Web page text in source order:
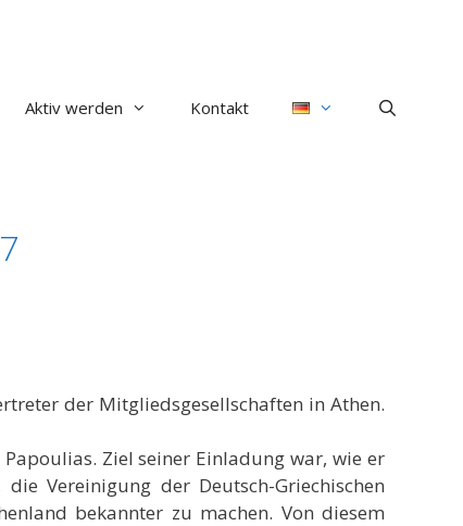
Aktiv werden Kontakt
der Mitgliedsgesellschaften in Athen.
Ziel seiner Einladung war, wie er
Vereinigung der Deutsch-Griechischen
bekannter zu machen. Von diesem